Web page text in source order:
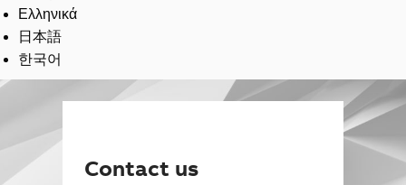
Ελληνικά
日本語
한국어
Contact us